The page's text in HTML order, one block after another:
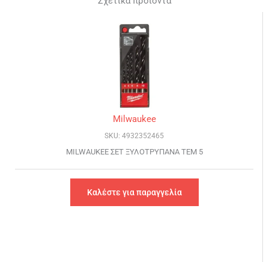
Milwaukee
SKU: 4932352465
MILWAUKEE ΣΕΤ ΞΥΛΟΤΡΥΠΑΝΑ ΤΕΜ 5
Καλέστε για παραγγελία